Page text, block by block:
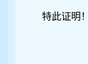
特此证明！